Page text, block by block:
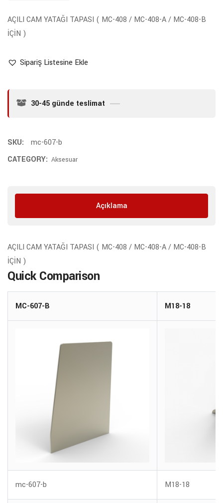
AÇILI CAM YATAĞI TAPASI ( MC-408 / MC-408-A / MC-408-B
İÇİN )
Sipariş Listesine Ekle
30-45 günde teslimat
SKU:
mc-607-b
CATEGORY: Aksesuar
Açıklama
AÇILI CAM YATAĞI TAPASI ( MC-408 / MC-408-A / MC-408-B
İÇİN )
Quick Comparison
MC-607-B M18-18
mc-607-b M18-18